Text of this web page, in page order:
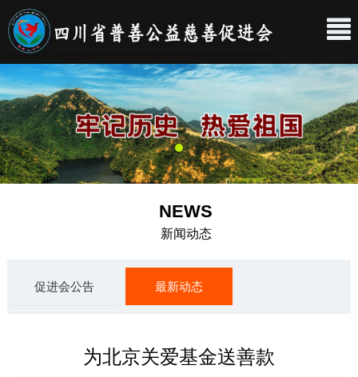
NEWS
新闻动态
促进会公告 最新动态
为北京关爱基金送善款